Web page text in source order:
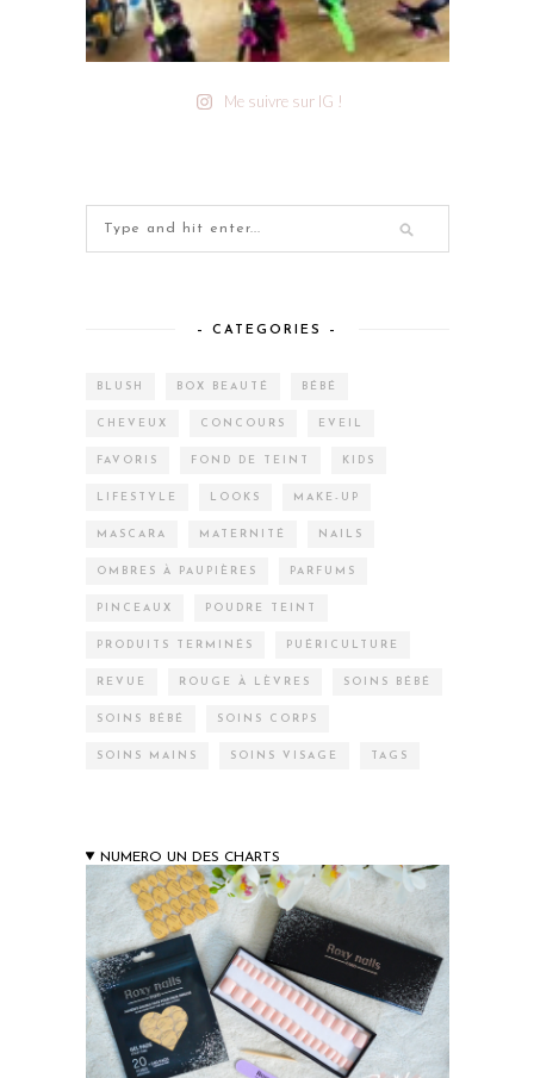
Me suivre sur IG !
– CATEGORIES –
BLUSH BOX BEAUTÉ BÉBÉ
CHEVEUX CONCOURS EVEIL
FAVORIS FOND DE TEINT KIDS
LIFESTYLE LOOKS MAKE-UP
MASCARA MATERNITÉ NAILS
OMBRES À PAUPIÈRES PARFUMS
PINCEAUX POUDRE TEINT
PRODUITS TERMINÉS PUÉRICULTURE
REVUE ROUGE À LÈVRES SOINS BÉBÉ
SOINS BÉBÉ SOINS CORPS
SOINS MAINS SOINS VISAGE TAGS
NUMERO UN DES CHARTS